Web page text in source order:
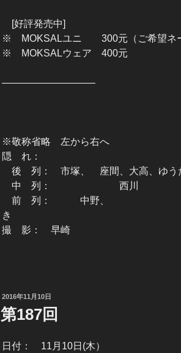
[好評発売中]
※ MOKSALユニ 300元（ご希望ネー
※ MOKSALウェア 400元
—————————–
※敬称省略 左から右へ
隠 れ：
後 列： 市塚、 座間、大高、ゆう
中 列： 西
前 列： 中野、 林、
き
撮 影： 早崎
投
稿
日:
2016年11月10日
第187回
日付： 11月10日(木）